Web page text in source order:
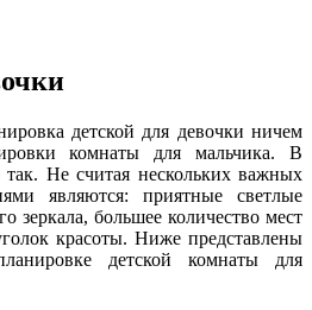
детской для девочки ничем
комнаты для мальчика. В
так. Не считая нескольких важных
являются: приятные светлые
зеркала, большее количество мест
красоты. Ниже представлены
детской комнаты для